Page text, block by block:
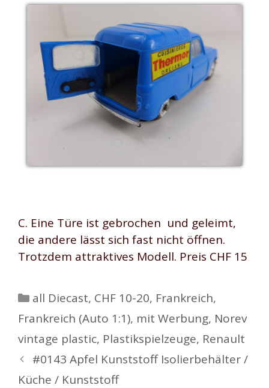
C. Eine Türe ist gebrochen und geleimt,
die andere lässt sich fast nicht öffnen.
Trotzdem attraktives Modell. Preis CHF 15
Kategorien
all Diecast, CHF 10-20, Frankreich,
Frankreich (Auto 1:1), mit Werbung, Norev
vintage plastic, Plastikspielzeuge, Renault
Beitrags-
Navigation
#0143 Apfel Kunststoff Isolierbehälter /
Küche / Kunststoff